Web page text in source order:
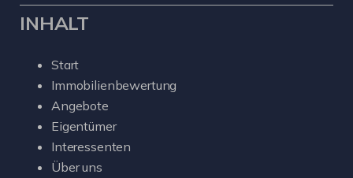
INHALT
Start
Immobilienbewertung
Angebote
Eigentümer
Interessenten
Über uns